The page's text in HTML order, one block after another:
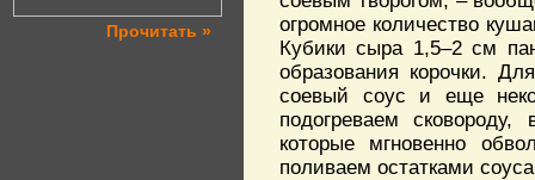
Прочитать »
огромное количество
Кубики сыра 1,5–2 см
образования корочки.
соевый соус и еще
подогреваем
которые мгновенно
поливаем остатками